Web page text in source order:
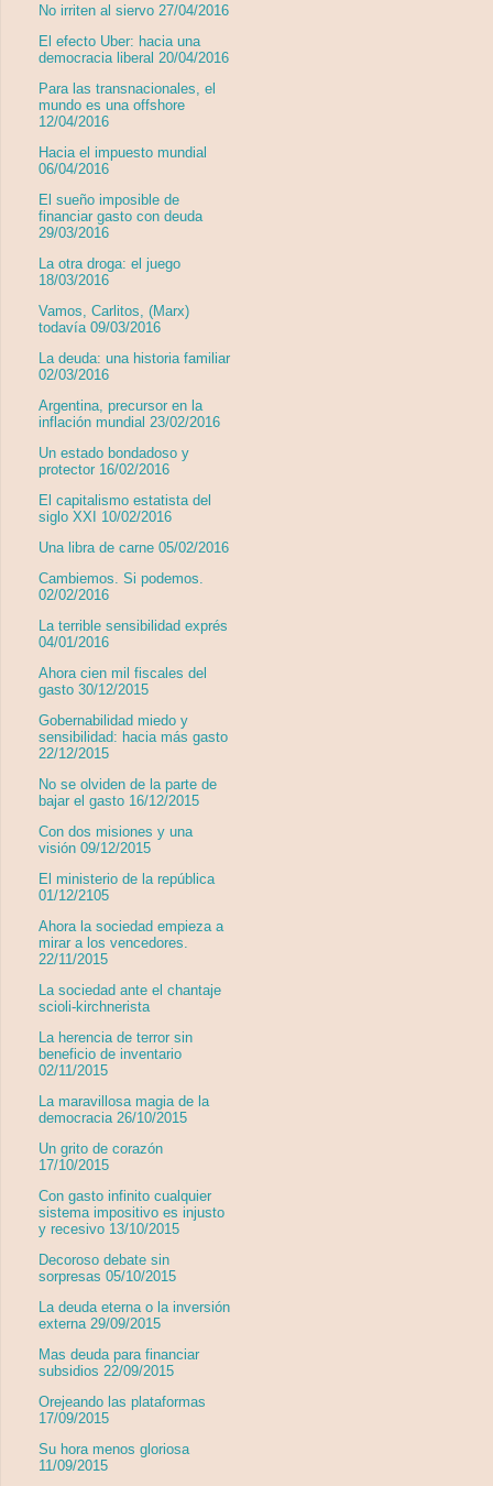
No irriten al siervo 27/04/2016
El efecto Uber: hacia una
democracia liberal 20/04/2016
Para las transnacionales, el
mundo es una offshore
12/04/2016
Hacia el impuesto mundial
06/04/2016
El sueño imposible de
financiar gasto con deuda
29/03/2016
La otra droga: el juego
18/03/2016
Vamos, Carlitos, (Marx)
todavía 09/03/2016
La deuda: una historia familiar
02/03/2016
Argentina, precursor en la
inflación mundial 23/02/2016
Un estado bondadoso y
protector 16/02/2016
El capitalismo estatista del
siglo XXI 10/02/2016
Una libra de carne 05/02/2016
Cambiemos. Si podemos.
02/02/2016
La terrible sensibilidad exprés
04/01/2016
Ahora cien mil fiscales del
gasto 30/12/2015
Gobernabilidad miedo y
sensibilidad: hacia más gasto
22/12/2015
No se olviden de la parte de
bajar el gasto 16/12/2015
Con dos misiones y una
visión 09/12/2015
El ministerio de la república
01/12/2105
Ahora la sociedad empieza a
mirar a los vencedores.
22/11/2015
La sociedad ante el chantaje
scioli-kirchnerista
La herencia de terror sin
beneficio de inventario
02/11/2015
La maravillosa magia de la
democracia 26/10/2015
Un grito de corazón
17/10/2015
Con gasto infinito cualquier
sistema impositivo es injusto
y recesivo 13/10/2015
Decoroso debate sin
sorpresas 05/10/2015
La deuda eterna o la inversión
externa 29/09/2015
Mas deuda para financiar
subsidios 22/09/2015
Orejeando las plataformas
17/09/2015
Su hora menos gloriosa
11/09/2015